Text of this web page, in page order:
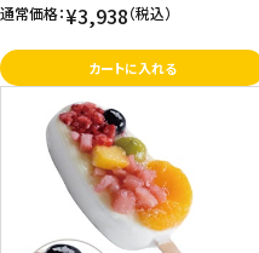
通常価格：¥3,938（税込）
カートに入れる